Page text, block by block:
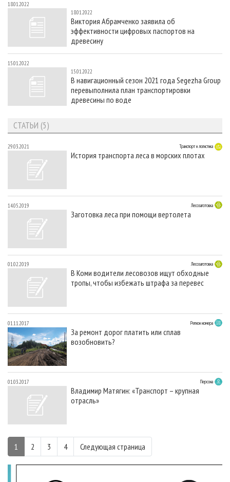
18.01.2022
18.01.2022
Виктория Абрамченко заявила об
эффективности цифровых паспортов на
древесину
15.01.2022
15.01.2022
В навигационный сезон 2021 года Segezha Group
перевыполнила план транспортировки
древесины по воде
СТАТЬИ (5)
29.03.2021 Транспорт и логистика
История транспорта леса в морских плотах
14.05.2019 Лесозаготовка
Заготовка леса при помощи вертолета
01.02.2019 Лесозаготовка
В Коми водители лесовозов ищут обходные
тропы, чтобы избежать штрафа за перевес
01.11.2017 Регион номера
За ремонт дорог платить или сплав
возобновить?
01.03.2017 Персона
Владимир Матягин: «Транспорт – крупная
отрасль»
1 2 3 4 Следующая страница